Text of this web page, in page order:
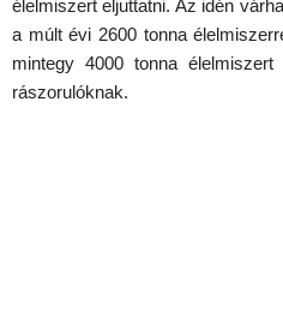
élelmiszert eljuttatni. Az idén
a múlt évi 2600 tonna
mintegy 4000 tonna
rászorulóknak.